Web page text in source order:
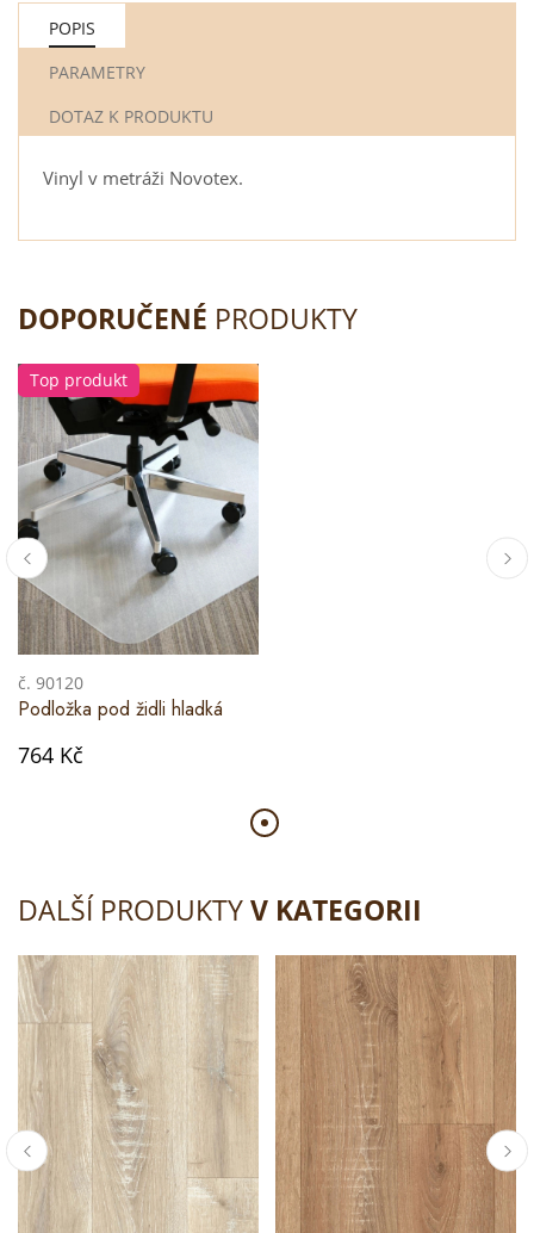
POPIS
PARAMETRY
DOTAZ K PRODUKTU
Vinyl v metráži Novotex.
DOPORUČENÉ PRODUKTY
Top produkt
č. 90120
Podložka pod židli hladká
764 Kč
DALŠÍ PRODUKTYV KATEGORII